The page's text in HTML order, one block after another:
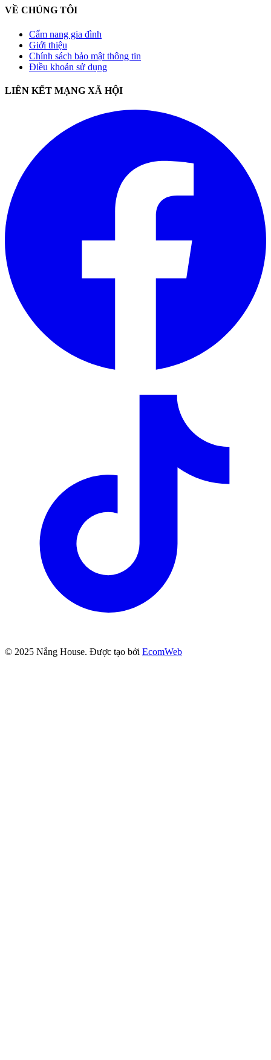
VỀ CHÚNG TÔI
Cẩm nang gia đình
Giới thiệu
Chính sách bảo mật thông tin
Điều khoản sử dụng
LIÊN KẾT MẠNG XÃ HỘI
© 2025 Nắng House. Được tạo bởi EcomWeb